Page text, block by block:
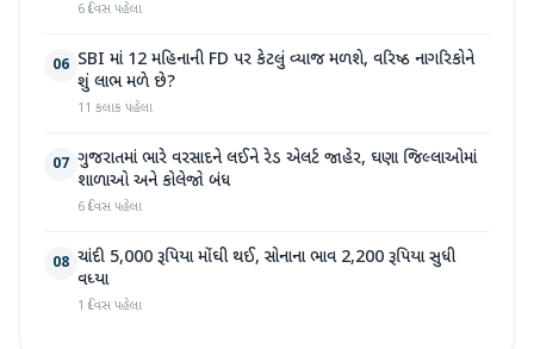
6 દિવસ પહેલા
06 SBI માં 12 મહિનાની FD પર કેટલું વ્યાજ મળશે, વરિષ્ઠ નાગરિકોને
શું લાભ મળે છે?
11 કલાક પહેલા
07 ગુજરાતમાં ભારે વરસાદને લઈને રેડ એલર્ટ જાહેર, ઘણા જિલ્લાઓમાં
શાળાઓ અને કોલેજો બંધ
6 દિવસ પહેલા
08 ચાંદી 5,000 રૂપિયા મોંઘી થઈ, સોનાના ભાવ 2,200 રૂપિયા સુધી
વધ્યા
1 દિવસ પહેલા